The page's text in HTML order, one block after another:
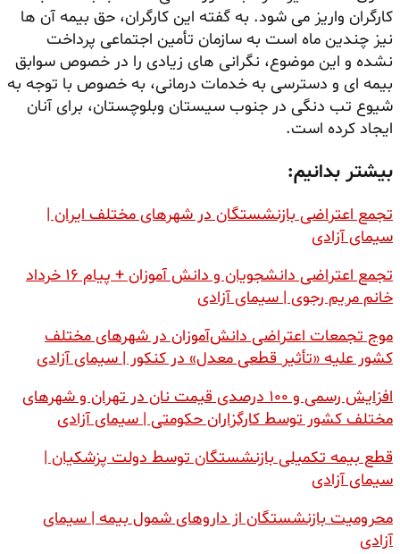
کارگران واریز می شود. به گفته این کارگران، حق بیمه آن ها
نیز چندین ماه است به سازمان تأمین اجتماعی پرداخت
نشده و این موضوع، نگرانی های زیادی را در خصوص سوابق
بیمه ای و دسترسی به خدمات درمانی، به خصوص با توجه به
شیوع تب دنگی در جنوب سیستان وبلوچستان، برای آنان
ایجاد کرده است.
بیشتر بدانیم:
تجمع اعتراضی بازنشستگان در شهرهای مختلف ایران |
سیمای آزادی
تجمع اعتراضی دانشجویان و دانش آموزان + پیام ۱۶ خرداد
خانم مریم رجوی | سیمای آزادی
موج تجمعات اعتراضی دانش‌آموزان در شهرهای مختلف
کشور علیه «تأثیر قطعی معدل» در کنکور | سیمای آزادی
افزایش رسمی و ۱۰۰ درصدی قیمت نان در تهران و شهرهای
مختلف کشور توسط کارگزاران حکومتی | سیمای آزادی
قطع بیمه تکمیلی بازنشستگان توسط دولت پزشکیان |
سیمای آزادی
محرومیت بازنشستگان از داروهای شمول بیمه | سیمای
آزادی